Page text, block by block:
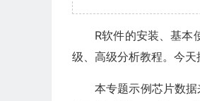
R软件的安装、基本
级、高级分析教程。今天
本专题示例芯片数